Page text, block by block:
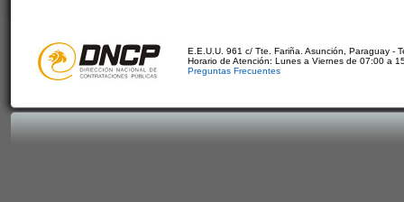
E.E.U.U. 961 c/ Tte. Fariña. Asunción, Paraguay -
Horario de Atención: Lunes a Viernes de 07:00 a
Preguntas Frecuentes